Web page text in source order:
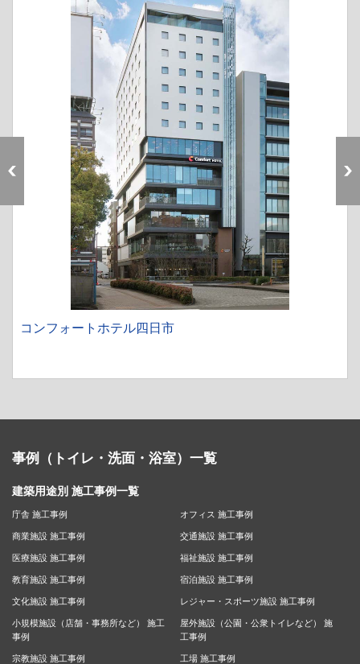
コンフォートホテル四日市
事例（トイレ・洗面・浴室）一覧
建築用途別 施工事例一覧
庁舎 施工事例 オフィス 施工事例
商業施設 施工事例 交通施設 施工事例
医療施設 施工事例 福祉施設 施工事例
教育施設 施工事例 宿泊施設 施工事例
文化施設 施工事例 レジャー・スポーツ施設 施工事例
小規模施設（店舗・事務所など） 施工
事例
屋外施設（公園・公衆トイレなど） 施
工事例
宗教施設 施工事例 工場 施工事例